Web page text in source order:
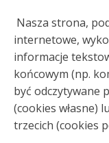
Nasza strona,
internetowe,
informacje
końcowym (np.
być odczytywane
(cookies własne)
trzecich (cookies